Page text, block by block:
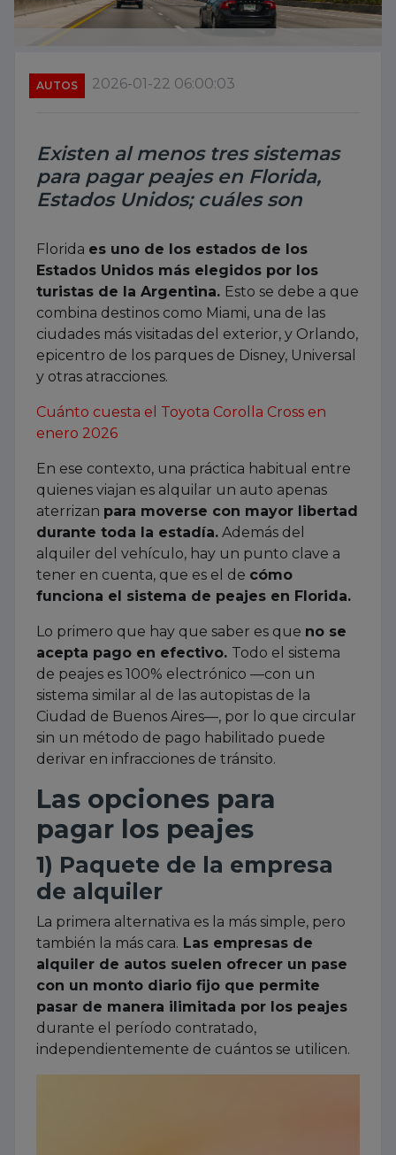
AUTOS 2026-01-22 06:00:03
Existen al menos tres sistemas
para pagar peajes en Florida,
Estados Unidos; cuáles son
Florida es uno de los estados de los
Estados Unidos más elegidos por los
turistas de la Argentina. Esto se debe a que
combina destinos como Miami, una de las
ciudades más visitadas del exterior, y Orlando,
epicentro de los parques de Disney, Universal
y otras atracciones.
Cuánto cuesta el Toyota Corolla Cross en
enero 2026
En ese contexto, una práctica habitual entre
quienes viajan es alquilar un auto apenas
aterrizan para moverse con mayor libertad
durante toda la estadía. Además del
alquiler del vehículo, hay un punto clave a
tener en cuenta, que es el de cómo
funciona el sistema de peajes en Florida.
Lo primero que hay que saber es que no se
acepta pago en efectivo. Todo el sistema
de peajes es 100% electrónico —con un
sistema similar al de las autopistas de la
Ciudad de Buenos Aires—, por lo que circular
sin un método de pago habilitado puede
derivar en infracciones de tránsito.
Las opciones para
pagar los peajes
1) Paquete de la empresa
de alquiler
La primera alternativa es la más simple, pero
también la más cara. Las empresas de
alquiler de autos suelen ofrecer un pase
con un monto diario fijo que permite
pasar de manera ilimitada por los peajes
durante el período contratado,
independientemente de cuántos se utilicen.